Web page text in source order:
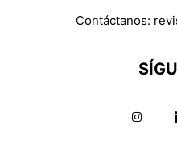
Contáctanos: